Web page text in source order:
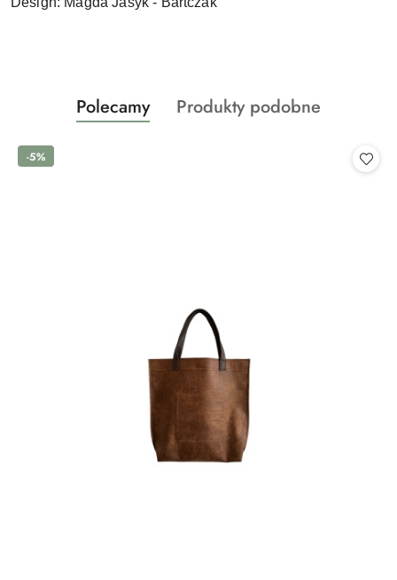
Pomiń karuzelę produktów
Produkty
o
Polecamy
Produkty
Produkty podobne
-5%